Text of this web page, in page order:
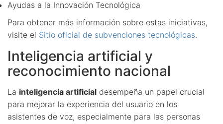
Ayudas a la Innovación Tecnológica
Para obtener más información sobre estas iniciativas,
visite el Sitio oficial de subvenciones tecnológicas.
Inteligencia artificial y
reconocimiento nacional
La inteligencia artificial desempeña un papel crucial
para mejorar la experiencia del usuario en los
asistentes de voz, especialmente para las personas